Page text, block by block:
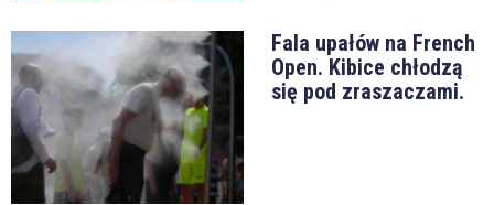
Fala upałów na French
Open. Kibice chłodzą
się pod zraszaczami.